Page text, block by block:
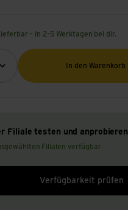
– in 2-5 Werktagen bei dir.
In den Warenkorb
Filiale testen und anprobieren
Filialen verfügbar
Verfügbarkeit prüfen